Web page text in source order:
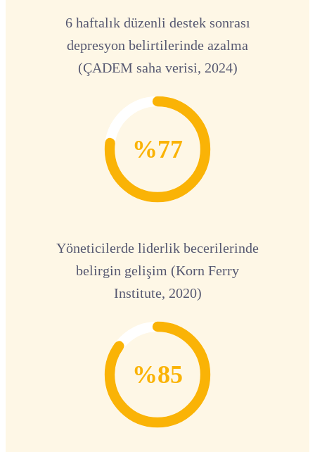
6 haftalık düzenli destek sonrası
depresyon belirtilerinde azalma
(ÇADEM saha verisi, 2024)
%77
Yöneticilerde liderlik becerilerinde
belirgin gelişim (Korn Ferry
Institute, 2020)
%85